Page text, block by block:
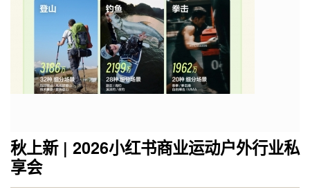
秋上新 | 2026小红书商业运动户外行业私
享会